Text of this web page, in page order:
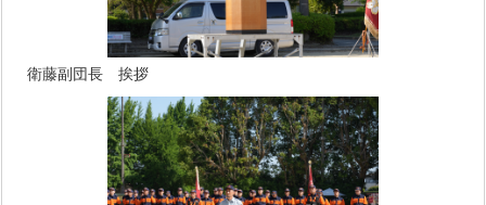
衛藤副団長 挨拶